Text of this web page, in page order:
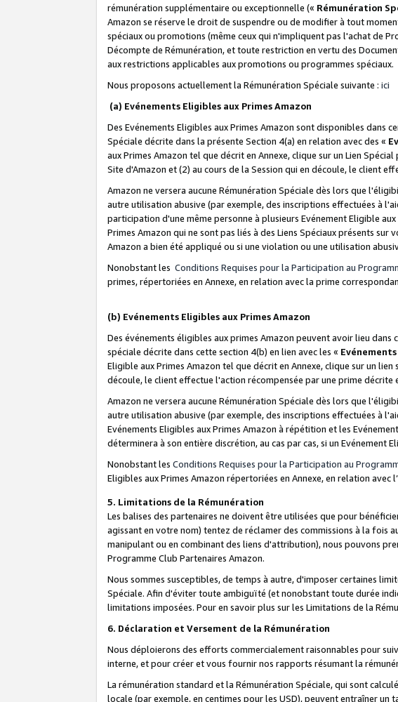
rémunération supplémentaire ou exceptionnelle (« Rémunération
Amazon se réserve le droit de suspendre ou de modifier à tout
spéciaux ou promotions (même ceux qui n'impliquent pas l'achat de
Décompte de Rémunération, et toute restriction en vertu des
aux restrictions applicables aux promotions ou programmes spéciaux.
Nous proposons actuellement la Rémunération Spéciale suivante : ici
(a) Evénements Eligibles aux Primes Amazon
Des Evénements Eligibles aux Primes Amazon sont disponibles dans
Spéciale décrite dans la présente Section 4(a) en relation avec des «
aux Primes Amazon tel que décrit en Annexe, clique sur un Lien
Site d'Amazon et (2) au cours de la Session qui en découle, le client
Amazon ne versera aucune Rémunération Spéciale dès lors que
autre utilisation abusive (par exemple, des inscriptions effectuées à
participation d'une même personne à plusieurs Evénement Eligible
Primes Amazon qui ne sont pas liés à des Liens Spéciaux présents
Amazon a bien été appliqué ou si une violation ou une utilisation
Nonobstant les Conditions Requises pour la Participation au
primes, répertoriées en Annexe, en relation avec la prime
(b) Evénements Eligibles aux Primes Amazon
Des événements éligibles aux primes Amazon peuvent avoir lieu dans
spéciale décrite dans cette section 4(b) en lien avec les «
Eligible aux Primes Amazon tel que décrit en Annexe, clique sur un
découle, le client effectue l'action récompensée par une prime décrite
Amazon ne versera aucune Rémunération Spéciale dès lors que
autre utilisation abusive (par exemple, des inscriptions effectuées à
Evénements Eligibles aux Primes Amazon à répétition et les
déterminera à son entière discrétion, au cas par cas, si un Evénement
Nonobstant les Conditions Requises pour la Participation au
Eligibles aux Primes Amazon répertoriées en Annexe, en relation avec
5. Limitations de la Rémunération
Les balises des partenaires ne doivent être utilisées que pour
agissant en votre nom) tentez de réclamer des commissions à la fois
manipulant ou en combinant des liens d'attribution), nous pouvons
Programme Club Partenaires Amazon.
Nous sommes susceptibles, de temps à autre, d'imposer certaines
Spéciale. Afin d'éviter toute ambiguïté (et nonobstant toute durée
limitations imposées. Pour en savoir plus sur les Limitations de la
6. Déclaration et Versement de la Rémunération
Nous déploierons des efforts commercialement raisonnables pour
interne, et pour créer et vous fournir nos rapports résumant la
La rémunération standard et la Rémunération Spéciale, qui sont
locale (par exemple, en centimes pour les USD), peuvent entraîner